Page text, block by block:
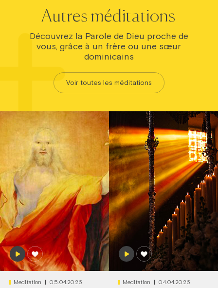
Autres méditations
Découvrez la Parole de Dieu proche de
vous, grâce à un frère ou une sœur
dominicains
Voir toutes les méditations
Meditation 05.04.2026 Meditation 04.04.2026